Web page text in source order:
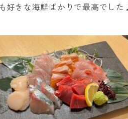
好きな海鮮ばかりで最高でした